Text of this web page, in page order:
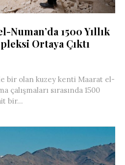
Numan’da 1500 Yıllık
Ortaya Çıktı
bir olan kuzey kenti Maarat el-
çalışmaları sırasında 1500
bir...